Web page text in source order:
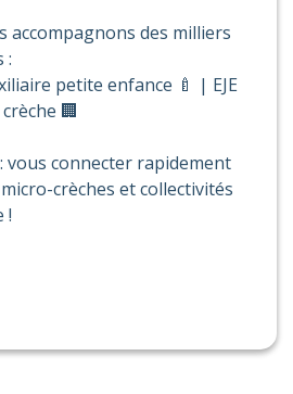
accompagnons des milliers
:
petite enfance 🍼 | EJE
🏢
vous connecter rapidement
crèches et collectivités
!